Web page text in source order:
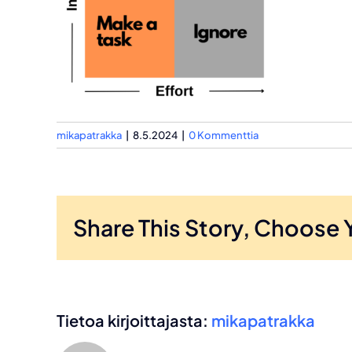
mikapatrakka 8.5.2024 0 Kommenttia
Share This Story, Choose
Tietoa kirjoittajasta: mikapatrakka